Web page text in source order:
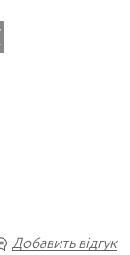
Добавить відгук